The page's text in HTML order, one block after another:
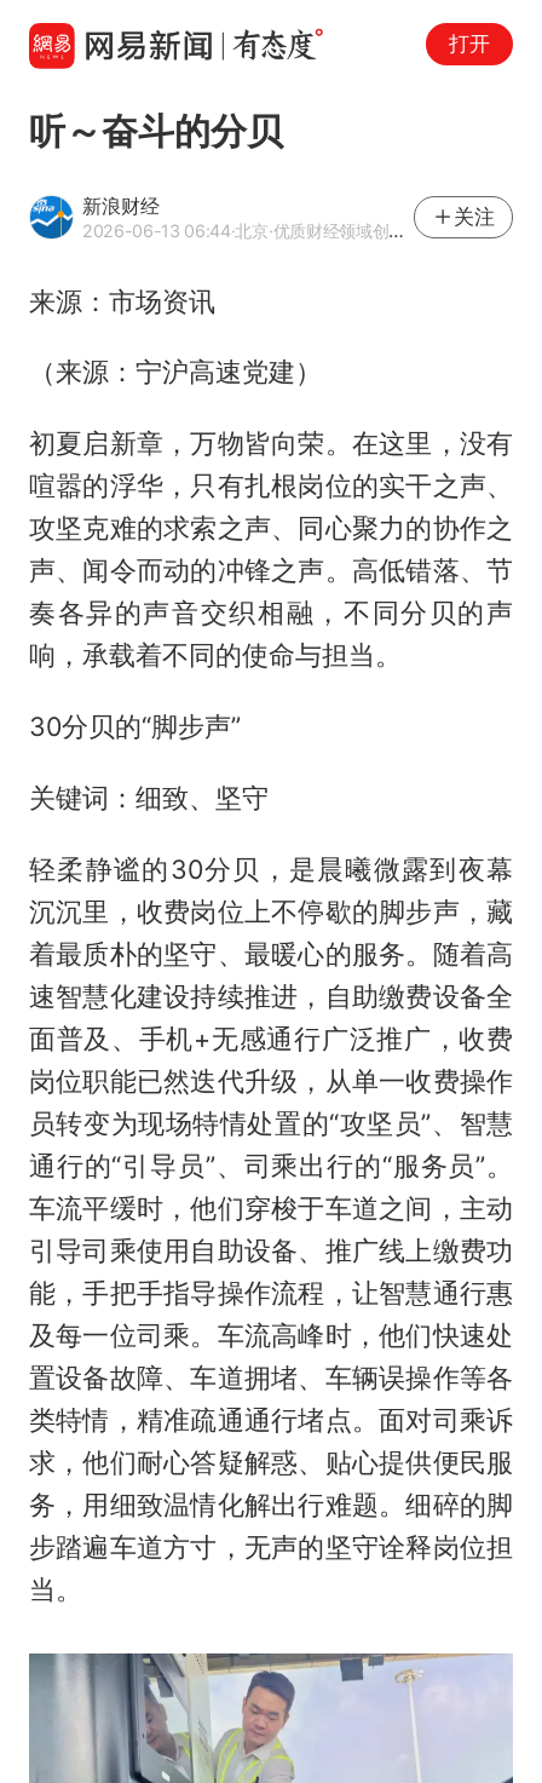
打开
听～奋斗的分贝
新浪财经
2026-06-13 06:44·北京·优质财经领域创作者
关注
来源：市场资讯
（来源：宁沪高速党建）
初夏启新章，万物皆向荣。在这里，没有
喧嚣的浮华，只有扎根岗位的实干之声、
攻坚克难的求索之声、同心聚力的协作之
声、闻令而动的冲锋之声。高低错落、节
奏各异的声音交织相融，不同分贝的声
响，承载着不同的使命与担当。
30分贝的“脚步声”
关键词：细致、坚守
轻柔静谧的30分贝，是晨曦微露到夜幕
沉沉里，收费岗位上不停歇的脚步声，藏
着最质朴的坚守、最暖心的服务。随着高
速智慧化建设持续推进，自助缴费设备全
面普及、手机+无感通行广泛推广，收费
岗位职能已然迭代升级，从单一收费操作
员转变为现场特情处置的“攻坚员”、智慧
通行的“引导员”、司乘出行的“服务员”。
车流平缓时，他们穿梭于车道之间，主动
引导司乘使用自助设备、推广线上缴费功
能，手把手指导操作流程，让智慧通行惠
及每一位司乘。车流高峰时，他们快速处
置设备故障、车道拥堵、车辆误操作等各
类特情，精准疏通通行堵点。面对司乘诉
求，他们耐心答疑解惑、贴心提供便民服
务，用细致温情化解出行难题。细碎的脚
步踏遍车道方寸，无声的坚守诠释岗位担
当。